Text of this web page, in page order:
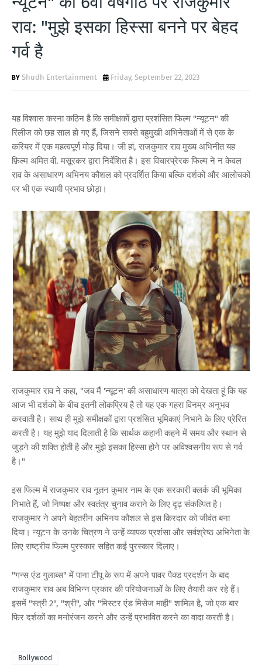
T
राव: "मुझे इसका हिस्सा बनने पर बेहद
गर्व है
Shudh Entertainment Friday, September 22, 2023
यह विश्वास करना कठिन है कि समीक्षकों द्वारा प्रशंसित फिल्म "न्यूटन" की
रिलीज को छह साल हो गए हैं, जिसने सबसे बहुमुखी अभिनेताओं में से एक के
करियर में एक महत्वपूर्ण मोड़ दिया। जी हां, राजकुमार राव मुख्य अभिनीत यह
फ़िल्म अमित वी. मसूरकर द्वारा निर्देशित है। इस विचारप्रेरक फिल्म ने न केवल
राव के असाधारण अभिनय कौशल को प्रदर्शित किया बल्कि दर्शकों और आलोचकों
पर भी एक स्थायी प्रभाव छोड़ा।
राजकुमार राव ने कहा, "जब मैं 'न्यूटन' की असाधारण यात्रा को देखता हूं कि यह
आज भी दर्शकों के बीच इतनी लोकप्रिय है तो यह एक गहरा विनम्र अनुभव
करवाती है। साथ ही मुझे समीक्षकों द्वारा प्रशंसित भूमिकाएं निभाने के लिए प्रेरित
करती है। यह मुझे याद दिलाती है कि सार्थक कहानी कहने में समय और स्थान से
जुड़ने की शक्ति होती है और मुझे इसका हिस्सा होने पर अविश्वसनीय रूप से गर्व
है।"
इस फिल्म में राजकुमार राव नूतन कुमार नाम के एक सरकारी क्लर्क की भूमिका
निभाते हैं, जो निष्पक्ष और स्वतंत्र चुनाव कराने के लिए दृढ़ संकल्पित है।
राजकुमार ने अपने बेहतरीन अभिनय कौशल से इस किरदार को जीवंत बना
दिया। न्यूटन के उनके चित्रण ने उन्हें व्यापक प्रशंसा और सर्वश्रेष्ठ अभिनेता के
लिए राष्ट्रीय फिल्म पुरस्कार सहित कई पुरस्कार दिलाए।
"गन्स एंड गुलाब्स" में पाना टीपू के रूप में अपने पावर पैक्ड प्रदर्शन के बाद
राजकुमार राव अब विभिन्न प्रकार की परियोजनाओं के लिए तैयारी कर रहे हैं।
इसमें "स्त्री 2", "श्री", और "मिस्टर एंड मिसेज माही" शामिल है, जो एक बार
फिर दर्शकों का मनोरंजन करने और उन्हें प्रभावित करने का वादा करती है।
Bollywood